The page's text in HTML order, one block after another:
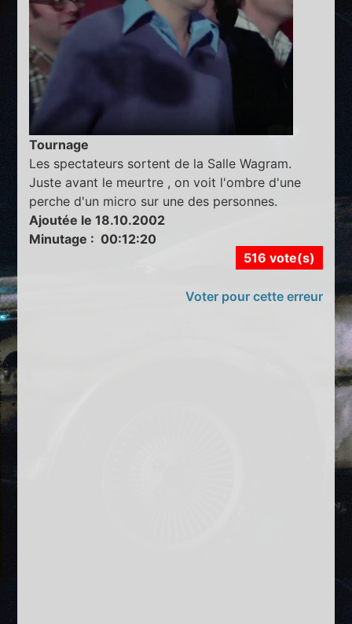
Tournage
Les spectateurs sortent de la Salle Wagram.
Juste avant le meurtre , on voit l'ombre d'une
perche d'un micro sur une des personnes.
Ajoutée le 18.10.2002
Minutage : 00:12:20
516 vote(s)
Voter pour cette erreur